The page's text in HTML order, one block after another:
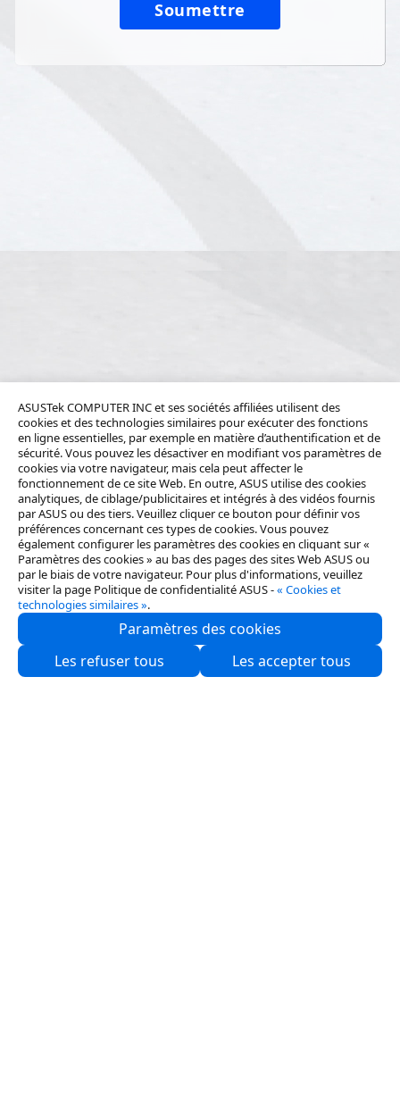
ASUSTek COMPUTER INC et ses sociétés affiliées utilisent des
cookies et des technologies similaires pour exécuter des fonctions
en ligne essentielles, par exemple en matière d’authentification et de
sécurité. Vous pouvez les désactiver en modifiant vos paramètres de
cookies via votre navigateur, mais cela peut affecter le
fonctionnement de ce site Web. En outre, ASUS utilise des cookies
analytiques, de ciblage/publicitaires et intégrés à des vidéos fournis
par ASUS ou des tiers. Veuillez cliquer ce bouton pour définir vos
préférences concernant ces types de cookies. Vous pouvez
également configurer les paramètres des cookies en cliquant sur «
Paramètres des cookies » au bas des pages des sites Web ASUS ou
par le biais de votre navigateur. Pour plus d'informations, veuillez
visiter la page Politique de confidentialité ASUS -« Cookies et
technologies similaires ».
Paramètres des cookies
Les refuser tous
Les accepter tous
Qui sommes-nous ?